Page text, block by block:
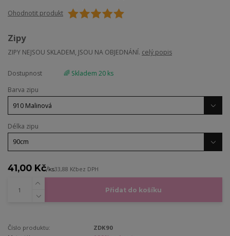
Ohodnotit produkt
Zipy
ZIPY NEJSOU SKLADEM, JSOU NA OBJEDNÁNÍ. celý popis
Dostupnost
🌈 Skladem 20 ks
Barva zipu
Délka zipu
41,00 Kč/ks33,88 Kčbez DPH
Přidat do košíku
Číslo produktu:
ZDK90